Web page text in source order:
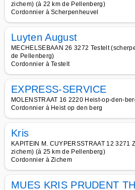
zichem) (à 22 km de Pellenberg)
Cordonnier à Scherpenheuvel
Luyten August
MECHELSEBAAN 26 3272 Testelt
de Pellenberg)
Cordonnier à Testelt
EXPRESS-SERVICE
MOLENSTRAAT 16 2220 Heist-op-den-
Cordonnier à Heist op den berg
Kris
KAPITEIN M. CUYPERSSTRAAT 12 3271
zichem) (à 25 km de Pellenberg)
Cordonnier à Zichem
MUES KRIS PRUDENT